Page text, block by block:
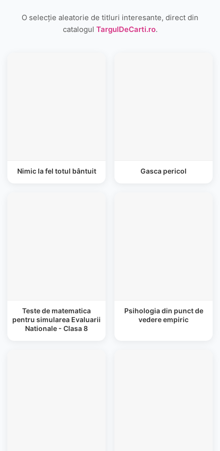
O selecție aleatorie de titluri interesante, direct din
catalogul TargulDeCarti.ro.
Nimic la fel totul bântuit Gasca pericol
Teste de matematica
pentru simularea Evaluarii
Nationale - Clasa 8
Psihologia din punct de
vedere empiric